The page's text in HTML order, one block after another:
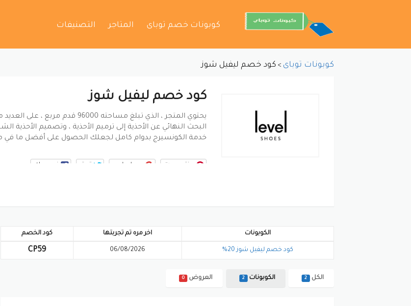
إلى
كوبونات خصم توباى المتاجر التصنيفات
كوبونات توباى > كود خصم ليفيل شوز
كود خصم ليفيل شوز
يحتوي المتجر ، الذي تبلغ مساحته
البحث النهائي عن الأحذية إلى ترميم الأحذية ، وتصميم
خدمة الكونسيرج بدوام كامل لجعلك الحصول على أفضل ما في
فيسبوك جوجل بلس بينتيريست
الكوبونات اخر مره تم تجربتها كود الخصم
كود خصم ليفيل شوز 20% 06/08/2026
CP59
الكل 2 الكوبونات 2 العروض 0